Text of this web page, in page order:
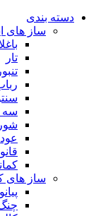
دسته بندی
ساز های
تار
سه
عود
ساز های
پیانو